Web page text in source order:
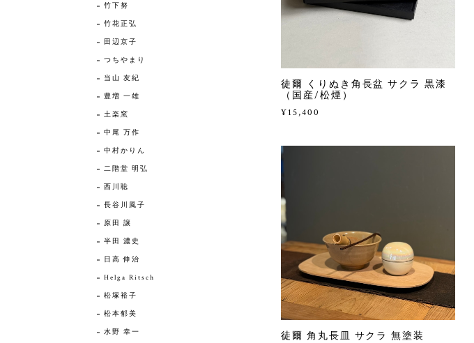
徒爾 くりぬき角長盆 サクラ 黒漆
（国産/松煙）
¥15,400
徒爾 角丸長皿 サクラ 無塗装
竹下努
竹花正弘
田辺京子
つちやまり
当山 友紀
豊増 一雄
土楽窯
中尾 万作
中村かりん
二階堂 明弘
西川聡
長谷川風子
原田 譲
半田 濃史
日高 伸治
Helga Ritsch
松塚裕子
松本郁美
水野 幸一